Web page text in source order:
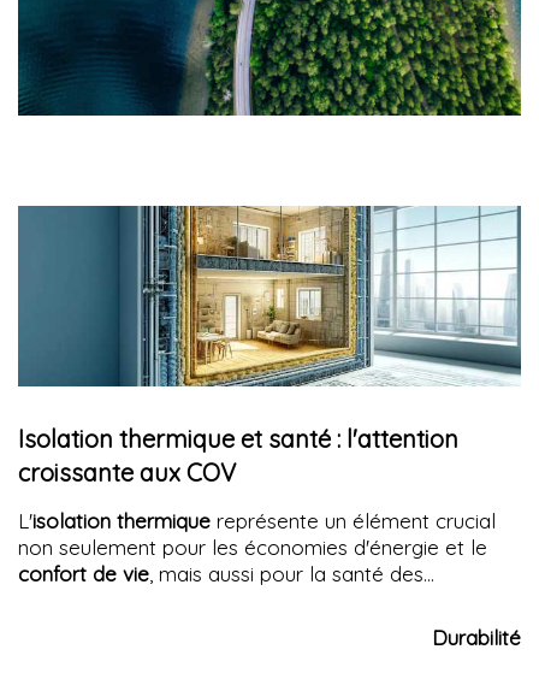
Isolation thermique et santé : l'attention
croissante aux COV
L'isolation thermique représente un élément crucial
non seulement pour les économies d'énergie et le
confort de vie , mais aussi pour la santé des
comment une gestion correcte du confort thermique
dans les bâtiments peut prévenir les problèmes de
Durabilité